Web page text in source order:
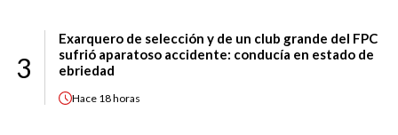
3
Exarquero de selección y de un club grande del FPC
sufrió aparatoso accidente: conducía en estado de
ebriedad
Hace 18 horas